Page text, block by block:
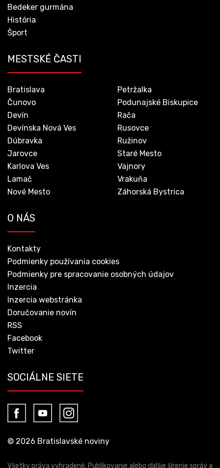
Bedeker gurmána
História
Šport
MESTSKÉ ČASTI
Bratislava
Čunovo
Devín
Devínska Nová Ves
Dúbravka
Jarovce
Karlova Ves
Lamač
Nové Mesto
Petržalka
Podunajské Biskupice
Rača
Rusovce
Ružinov
Staré Mesto
Vajnory
Vrakuňa
Záhorská Bystrica
O NÁS
Kontakty
Podmienky používania cookies
Podmienky pre spracovanie osobných údajov
Inzercia
Inzercia webstránka
Doručovanie novín
RSS
Facebook
Twitter
SOCIÁLNE SIETE
© 2026 Bratislavské noviny
Všetky práva vyhradené. Publikovanie alebo ďalšie šírenie správ a